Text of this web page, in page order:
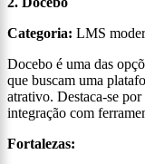
Categoria: LMS
Docebo é uma das
que buscam uma
atrativo. Destaca-se
integração com
Fortalezas: